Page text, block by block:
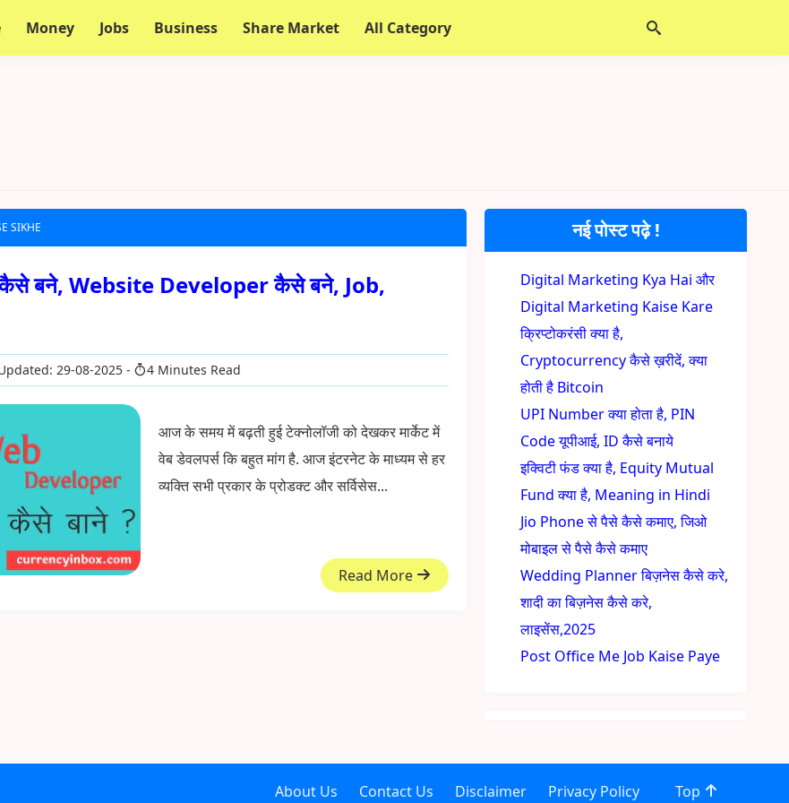
Money Jobs Business Share Market All Category
SIKHE
बने, Website Developer कैसे बने, Job,
29-08-2025 4 Minutes Read
आज के समय में बढ़ती हुई टेक्नोलॉजी को देखकर मार्केट में
वेब डेवलपर्स कि बहुत मांग है. आज इंटरनेट के माध्यम से हर
व्यक्ति सभी प्रकार के प्रोडक्ट और सर्विसेस...
Read More
नई पोस्ट पढ़े !
Digital Marketing Kya Hai और
Digital Marketing Kaise Kare
क्रिप्टोकरंसी क्या है,
Cryptocurrency कैसे ख़रीदें, क्या
होती है Bitcoin
UPI Number क्या होता है, PIN
Code यूपीआई, ID कैसे बनाये
इक्विटी फंड क्या है, Equity Mutual
Fund क्या है, Meaning in Hindi
Jio Phone से पैसे कैसे कमाए, जिओ
मोबाइल से पैसे कैसे कमाए
Wedding Planner बिज़नेस कैसे करे,
शादी का बिज़नेस कैसे करे,
लाइसेंस,2025
Post Office Me Job Kaise Paye
About Us Contact Us Disclaimer Privacy Policy Top